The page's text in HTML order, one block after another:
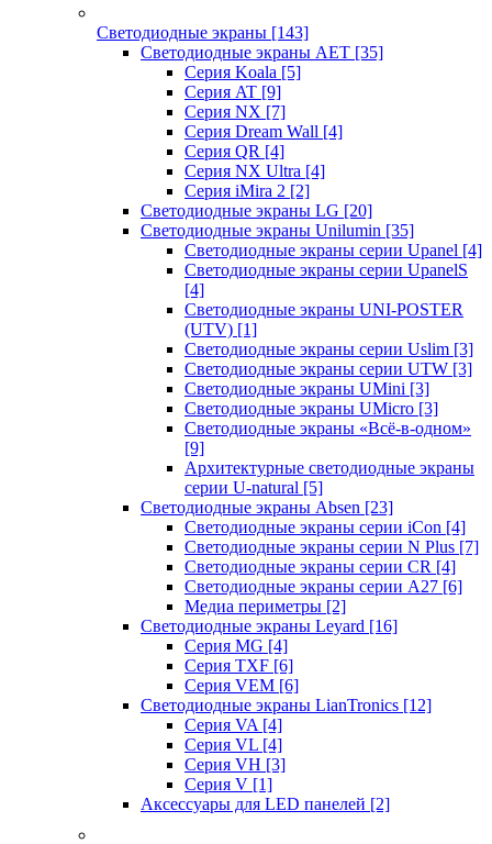
Светодиодные экраны [143]
Светодиодные экраны AET [35]
Cерия Koala [5]
Серия AT [9]
Серия NX [7]
Серия Dream Wall [4]
Серия QR [4]
Серия NX Ultra [4]
Серия iMira 2 [2]
Светодиодные экраны LG [20]
Светодиодные экраны Unilumin [35]
Светодиодные экраны серии Upanel [4]
Светодиодные экраны серии UpanelS
[4]
Светодиодные экраны UNI-POSTER
(UTV) [1]
Светодиодные экраны серии Uslim [3]
Светодиодные экраны серии UTW [3]
Светодиодные экраны UMini [3]
Светодиодные экраны UMicro [3]
Светодиодные экраны «Всё-в-одном»
[9]
Архитектурные светодиодные экраны
серии U-natural [5]
Светодиодные экраны Absen [23]
Светодиодные экраны серии iCon [4]
Светодиодные экраны серии N Plus [7]
Светодиодные экраны серии CR [4]
Светодиодные экраны серии А27 [6]
Медиа периметры [2]
Светодиодные экраны Leyard [16]
Серия MG [4]
Серия TXF [6]
Серия VEM [6]
Светодиодные экраны LianTronics [12]
Серия VA [4]
Серия VL [4]
Серия VH [3]
Серия V [1]
Аксессуары для LED панелей [2]